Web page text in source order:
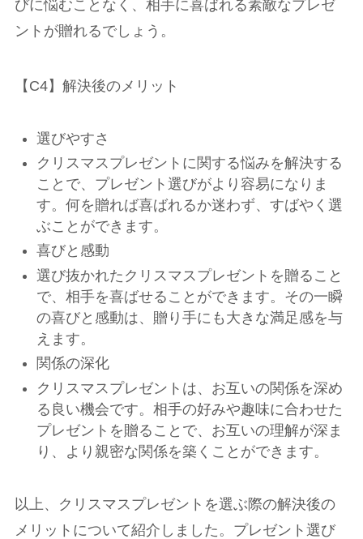
びに悩むことなく、相手に喜ばれる素敵なプレゼ
ントが贈れるでしょう。
【C4】解決後のメリット
選びやすさ
クリスマスプレゼントに関する悩みを解決する
ことで、プレゼント選びがより容易になりま
す。何を贈れば喜ばれるか迷わず、すばやく選
ぶことができます。
喜びと感動
選び抜かれたクリスマスプレゼントを贈ること
で、相手を喜ばせることができます。その一瞬
の喜びと感動は、贈り手にも大きな満足感を与
えます。
関係の深化
クリスマスプレゼントは、お互いの関係を深め
る良い機会です。相手の好みや趣味に合わせた
プレゼントを贈ることで、お互いの理解が深ま
り、より親密な関係を築くことができます。
以上、クリスマスプレゼントを選ぶ際の解決後の
メリットについて紹介しました。プレゼント選び